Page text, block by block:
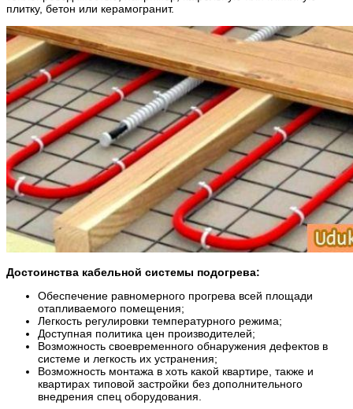
плитку, бетон или керамогранит.
Достоинства кабельной системы подогрева:
Обеспечение равномерного прогрева всей площади
отапливаемого помещения;
Легкость регулировки температурного режима;
Доступная политика цен производителей;
Возможность своевременного обнаружения дефектов в
системе и легкость их устранения;
Возможность монтажа в хоть какой квартире, также и
квартирах типовой застройки без дополнительного
внедрения спец оборудования.